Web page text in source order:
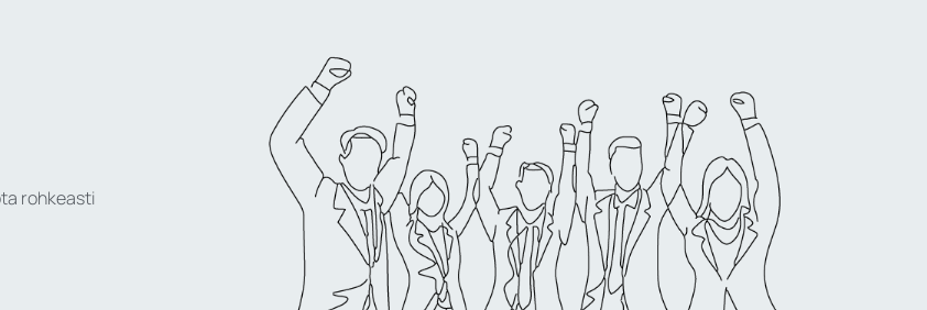
rohkeasti